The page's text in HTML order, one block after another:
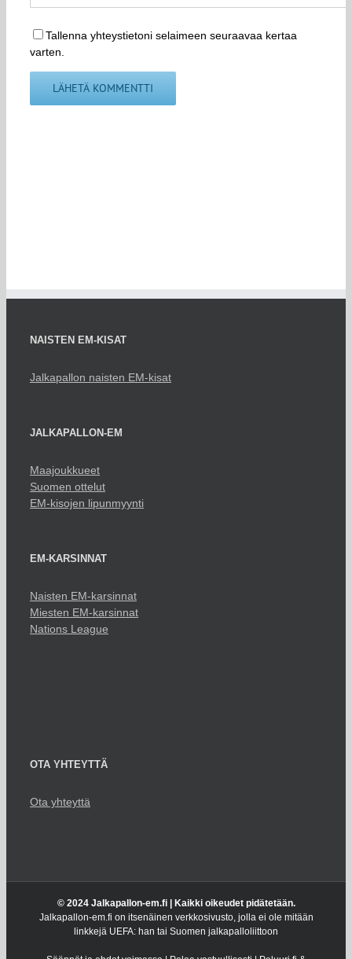
Tallenna yhteystietoni selaimeen seuraavaa kertaa
varten.
NAISTEN EM-KISAT
Jalkapallon naisten EM-kisat
JALKAPALLON-EM
Maajoukkueet
Suomen ottelut
EM-kisojen lipunmyynti
EM-KARSINNAT
Naisten EM-karsinnat
Miesten EM-karsinnat
Nations League
OTA YHTEYTTÄ
Ota yhteyttä
© 2024 Jalkapallon-em.fi | Kaikki oikeudet pidätetään.
Jalkapallon-em.fi on itsenäinen verkkosivusto, jolla ei ole mitään
linkkejä UEFA: han tai Suomen jalkapalloliittoon